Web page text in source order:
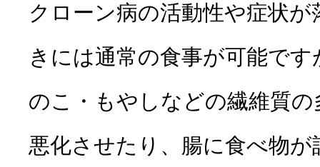
クローン病の活動性や症状
きには通常の食事が可能で
のこ・もやしなどの繊維質
悪化させたり、腸に食べ物